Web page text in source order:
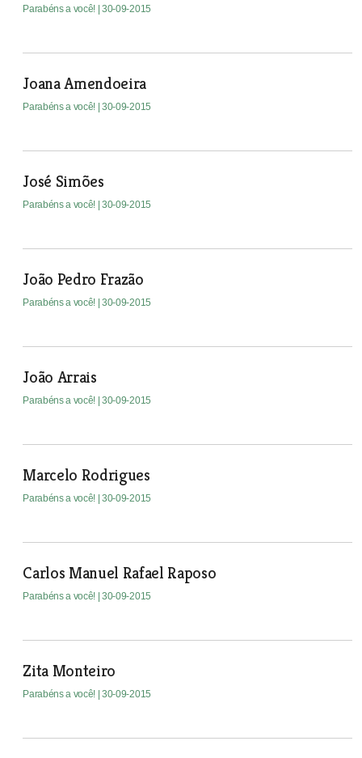
Parabéns a você! | 30-09-2015
Joana Amendoeira
Parabéns a você! | 30-09-2015
José Simões
Parabéns a você! | 30-09-2015
João Pedro Frazão
Parabéns a você! | 30-09-2015
João Arrais
Parabéns a você! | 30-09-2015
Marcelo Rodrigues
Parabéns a você! | 30-09-2015
Carlos Manuel Rafael Raposo
Parabéns a você! | 30-09-2015
Zita Monteiro
Parabéns a você! | 30-09-2015